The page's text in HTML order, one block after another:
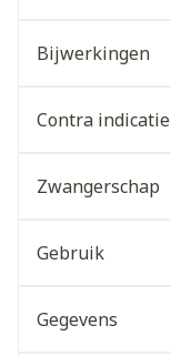
Bijwerkingen
Contra indicatie
Zwangerschap
Gebruik
Gegevens